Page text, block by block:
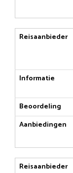
Reisaanbieder
Informatie
Beoordeling
Aanbiedingen
Reisaanbieder